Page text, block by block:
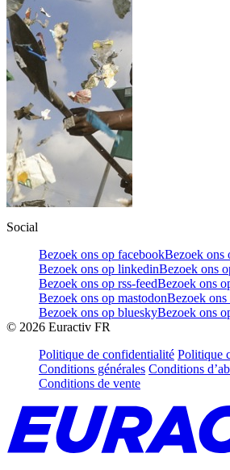
Social
Bezoek ons op facebookBezoek ons
Bezoek ons op linkedinBezoek ons
Bezoek ons op rss-feedBezoek ons
Bezoek ons op mastodonBezoek ons
Bezoek ons op blueskyBezoek ons
© 2026 Euractiv FR
Politique de confidentialité Politique
Conditions générales Conditions
Conditions de vente